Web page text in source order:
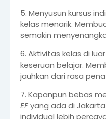
5. Menyusun kursus
kelas menarik.
semakin
6. Aktivitas kelas di
keseruan belajar.
jauhkan dari rasa
7. Kapanpun bebas
EFyang ada di
individual lebih